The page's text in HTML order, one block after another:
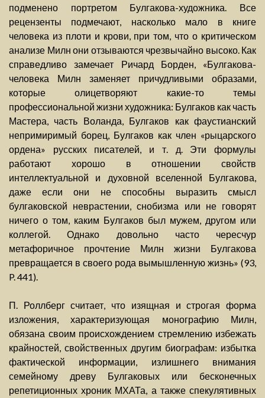
подменено портретом Булгакова-художника. Все
рецензенты подмечают, насколько мало в книге
человека из плоти и крови, при том, что о критическом
анализе Милн они отзываются чрезвычайно высоко. Как
справедливо замечает Ричард Борден, «Булгакова-
человека Милн заменяет причудливыми образами,
которые олицетворяют какие-то темы
профессиональной жизни художника: Булгаков как часть
Мастера, часть Воланда, Булгаков как фаустианский
непримиримый борец, Булгаков как член «рыцарского
ордена» русских писателей, и т. д. Эти формулы
работают хорошо в отношении свойств
интеллектуальной и духовной вселенной Булгакова,
даже если они не способны выразить смысл
булгаковской неврастении, снобизма или не говорят
ничего о том, каким Булгаков был мужем, другом или
коллегой. Однако довольно часто чересчур
метафоричное прочтение Милн жизни Булгакова
превращается в своего рода вымышленную жизнь» (93,
P. 441).
П. Роллберг считает, что изящная и строгая форма
изложения, характеризующая монографию Милн,
обязана своим происхождением стремлению избежать
крайностей, свойственных другим биографам: избытка
фактической информации, излишнего внимания
семейному древу Булгаковых или бесконечных
репетиционных хроник МХАТа, а также спекулятивных